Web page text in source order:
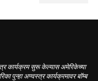
कार्यक्रम सुरू केल्यास अमेरिकेच्या
पुन्हा अण्वस्त्र कार्यक्रमावर बॉम्ब